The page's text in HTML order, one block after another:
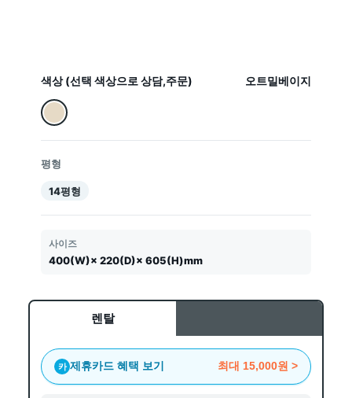
색상 (선택 색상으로 상담,주문) 오트밀베이지
평형
14평형
사이즈
400(W)× 220(D)× 605(H)mm
렌탈
카 제휴카드 혜택 보기 최대 15,000원 >